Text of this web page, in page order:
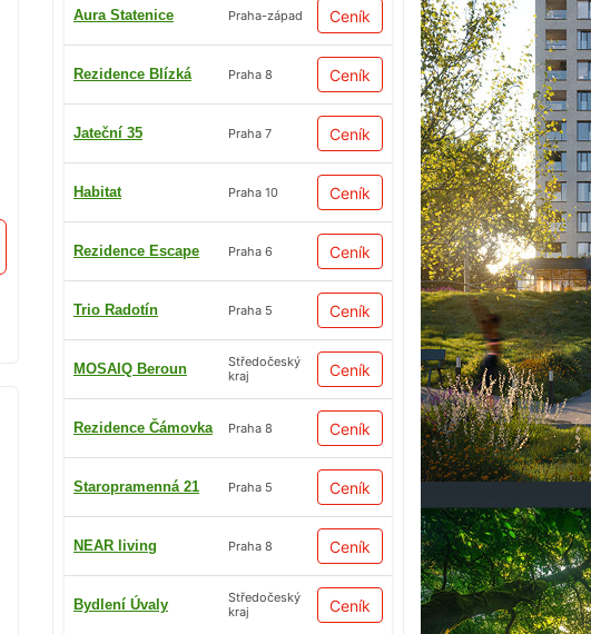
Aura Statenice Praha-západ Ceník
Rezidence Blízká Praha 8 Ceník
Jateční 35 Praha 7 Ceník
Habitat Praha 10 Ceník
Rezidence Escape Praha 6 Ceník
Trio Radotín Praha 5 Ceník
MOSAIQ Beroun
Středočeský
kraj
Ceník
Rezidence Čámovka Praha 8 Ceník
Staropramenná 21 Praha 5 Ceník
NEAR living Praha 8 Ceník
Bydlení Úvaly
Středočeský
kraj
Ceník